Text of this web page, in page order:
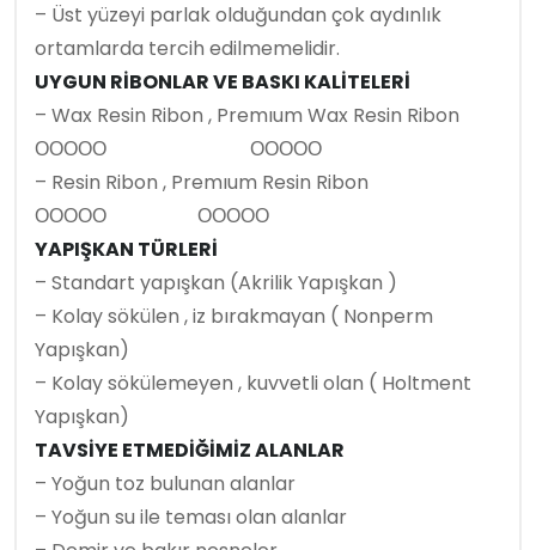
– Üst yüzeyi parlak olduğundan çok aydınlık
ortamlarda tercih edilmemelidir.
UYGUN RİBONLAR VE BASKI KALİTELERİ
– Wax Resin Ribon , Premıum Wax Resin Ribon
ΟΟΟΟΟ ΟΟΟΟΟ
– Resin Ribon , Premıum Resin Ribon
ΟΟΟΟΟ ΟΟΟΟΟ
YAPIŞKAN TÜRLERİ
– Standart yapışkan (Akrilik Yapışkan )
– Kolay sökülen , iz bırakmayan ( Nonperm
Yapışkan)
– Kolay sökülemeyen , kuvvetli olan ( Holtment
Yapışkan)
TAVSİYE ETMEDİĞİMİZ ALANLAR
– Yoğun toz bulunan alanlar
– Yoğun su ile teması olan alanlar